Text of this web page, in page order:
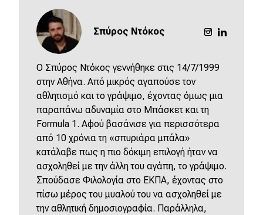
Σπύρος Ντόκος
O Σπύρος Ντόκος γεννήθηκε στις 14/7/1999
στην Αθήνα. Από μικρός αγαπούσε τον
αθλητισμό και το γράψιμο, έχοντας όμως μια
παραπάνω αδυναμία στο Μπάσκετ και τη
Formula 1. Αφού βασάνισε για περισσότερα
από 10 χρόνια τη «σπυριάρα μπάλα»
κατάλαβε πως η πιο δόκιμη επιλογή ήταν να
ασχοληθεί με την άλλη του αγάπη, το γράψιμο.
Σπούδασε Φιλολογία στο ΕΚΠΑ, έχοντας στο
πίσω μέρος του μυαλού του να ασχοληθεί με
την αθλητική δημοσιογραφία. Παράλληλα,